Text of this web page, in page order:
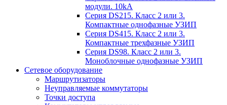
модули. 10kA
Серия DS215. Класс 2 или 3.
Компактные однофазные УЗИП
Серия DS415. Класс 2 или 3.
Компактные трехфазные УЗИП
Серия DS98. Класс 2 или 3.
Моноблочные однофазные УЗИП
Сетевое оборудование
Маршрутизаторы
Неуправляемые коммутаторы
Точки доступа